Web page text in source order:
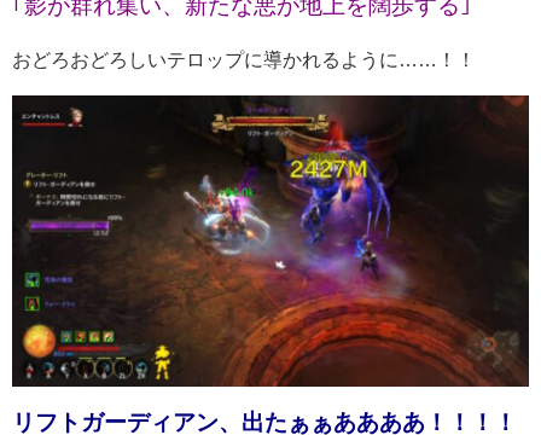
｢影が群れ集い、新たな悪が地上を闊歩する｣
おどろおどろしいテロップに導かれるように……！！
リフトガーディアン、出たぁぁああああ！！！！